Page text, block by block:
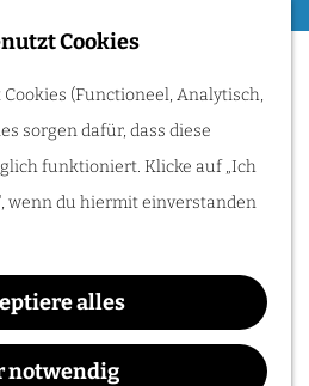
Cookies
(Functioneel, Analytisch,
sorgen dafür, dass diese
funktioniert. Klicke auf „Ich
wenn du hiermit einverstanden
alles
notwendig
Radle durch das Rijk
van Nijmegen:
Hügel, Weinberge
und Flüsse
entdecken. Folge den
Römern oder
PLANEN